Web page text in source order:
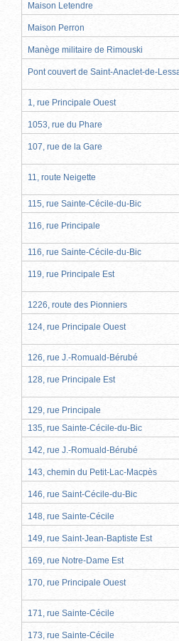
Maison Letendre
Maison Perron
Manège militaire de Rimouski
Pont couvert de Saint-Anaclet-de-
1, rue Principale Ouest
1053, rue du Phare
107, rue de la Gare
11, route Neigette
115, rue Sainte-Cécile-du-Bic
116, rue Principale
116, rue Sainte-Cécile-du-Bic
119, rue Principale Est
1226, route des Pionniers
124, rue Principale Ouest
126, rue J.-Romuald-Bérubé
128, rue Principale Est
129, rue Principale
135, rue Sainte-Cécile-du-Bic
142, rue J.-Romuald-Bérubé
143, chemin du Petit-Lac-Macpès
146, rue Saint-Cécile-du-Bic
148, rue Sainte-Cécile
149, rue Saint-Jean-Baptiste Est
169, rue Notre-Dame Est
170, rue Principale Ouest
171, rue Sainte-Cécile
173, rue Sainte-Cécile